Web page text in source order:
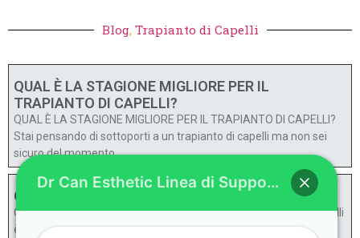
Blog, Trapianto di Capelli
QUAL È LA STAGIONE MIGLIORE PER IL
TRAPIANTO DI CAPELLI?
QUAL È LA STAGIONE MIGLIORE PER IL TRAPIANTO DI CAPELLI?
Stai pensando di sottoporti a un trapianto di capelli ma non sei
sicuro del momento
Quanto costano i trapianti di capelli nel 2025?
Quanto costano i trapianti di capelli nel 2025? Il trapianto di capelli
è diventato una procedura fondamentale in termini di estetica e
Dr Can Esthetic Linea di Supporto WhatsApp